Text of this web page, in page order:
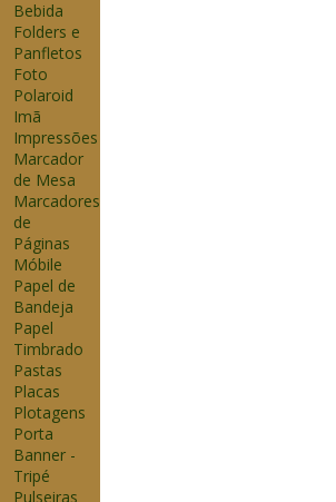
Bebida
Folders e
Panfletos
Foto
Polaroid
Imã
Impressões
Marcador
de Mesa
Marcadores
de
Páginas
Móbile
Papel de
Bandeja
Papel
Timbrado
Pastas
Placas
Plotagens
Porta
Banner -
Tripé
Pulseiras